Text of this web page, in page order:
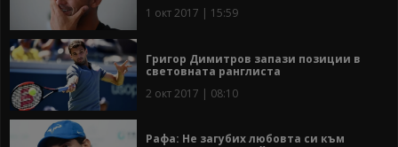
1 окт 2017 | 15:59
Григор Димитров запази позиции в
световната ранглиста
2 окт 2017 | 08:10
Рафа: Не загубих любовта си към